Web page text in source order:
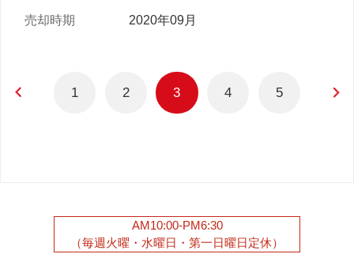
2020年09月
1 2 3 4 5
AM10:00-PM6:30
（毎週火曜・水曜日・第一日曜日定休）